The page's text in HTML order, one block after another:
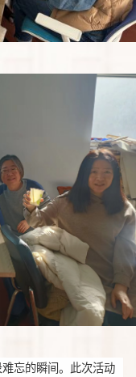
忘的瞬间。此次活动